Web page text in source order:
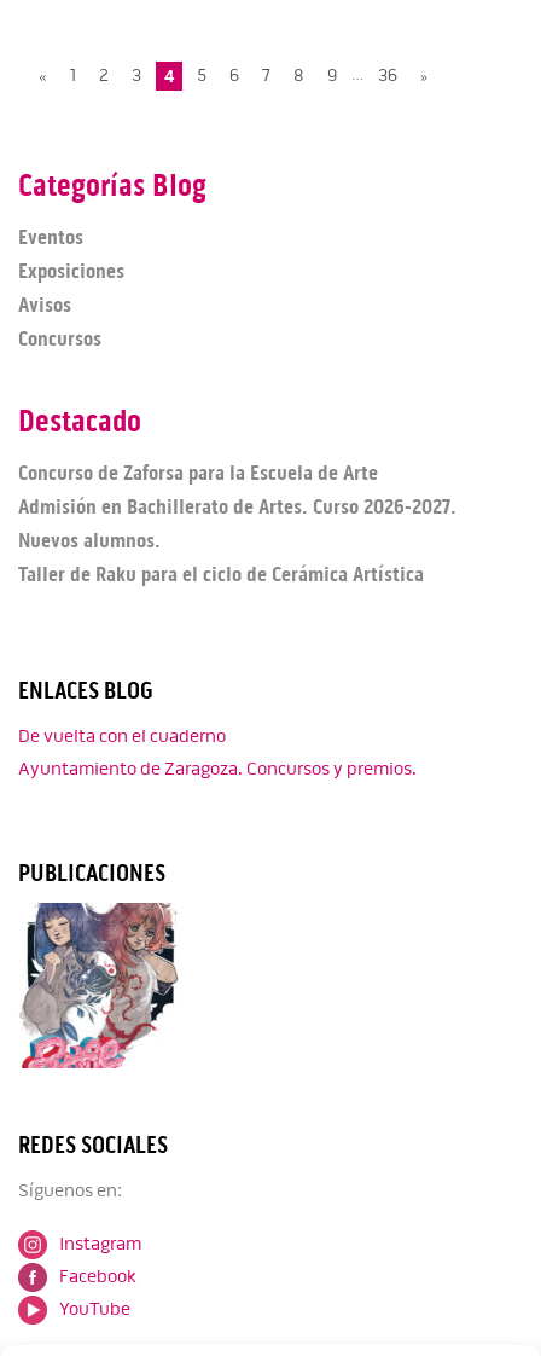
« 1 2 3 4 5 6 7 8 9 … 36 »
Categorías Blog
Eventos
Exposiciones
Avisos
Concursos
Destacado
Concurso de Zaforsa para la Escuela de Arte
Admisión en Bachillerato de Artes. Curso 2026-2027.
Nuevos alumnos.
Taller de Raku para el ciclo de Cerámica Artística
ENLACES BLOG
De vuelta con el cuaderno
Ayuntamiento de Zaragoza. Concursos y premios.
PUBLICACIONES
REDES SOCIALES
Síguenos en:
Instagram
Facebook
YouTube